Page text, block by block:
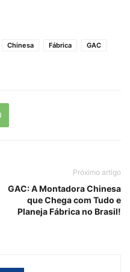
Chinesa Fábrica
GAC
Próximo artigo
GAC: A Montadora Chinesa
que Chega com Tudo e
Planeja Fábrica no Brasil!